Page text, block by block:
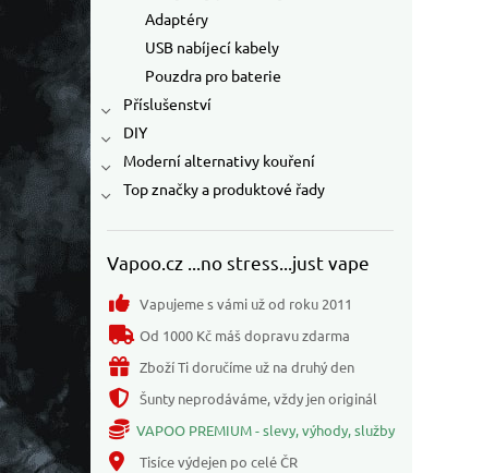
Adaptéry
USB nabíjecí kabely
Pouzdra pro baterie
Příslušenství
DIY
Moderní alternativy kouření
Top značky a produktové řady
Vapoo.cz ...no stress...just vape
Vapujeme s vámi už od roku 2011
Od 1000 Kč máš dopravu zdarma
Zboží Ti doručíme už na druhý den
Šunty neprodáváme, vždy jen originál
VAPOO PREMIUM - slevy, výhody, služby
Tisíce výdejen po celé ČR